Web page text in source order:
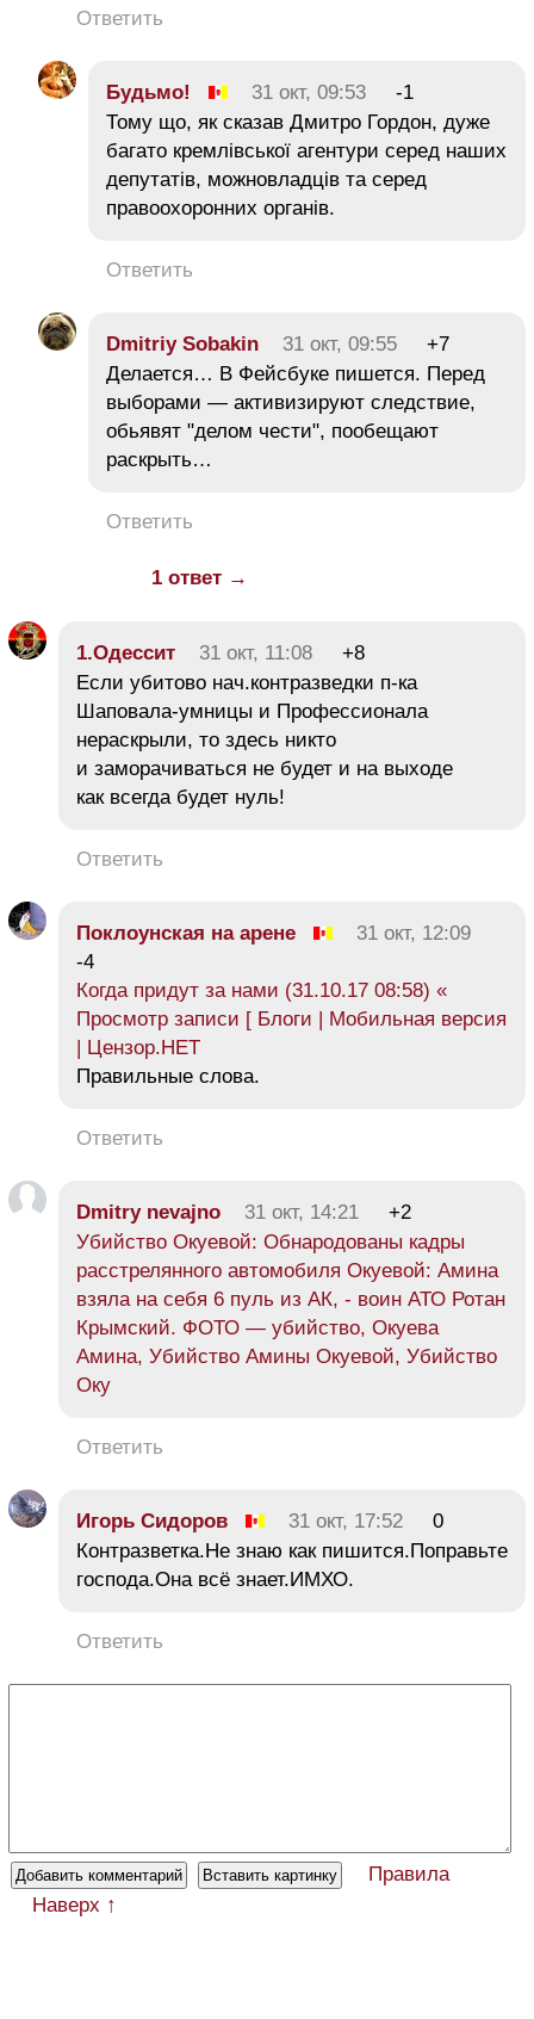
Ответить
Будьмо! 31 окт, 09:53
-1
Тому що, як сказав Дмитро Гордон, дуже
багато кремлівської агентури серед наших
депутатів, можновладців та серед
правоохоронних органів.
Ответить
Dmitriy Sobakin 31 окт, 09:55
+7
Делается… В Фейсбуке пишется. Перед
выборами — активизируют следствие,
обьявят "делом чести", пообещают
раскрыть…
Ответить
1 ответ →
1.Одессит 31 окт, 11:08
+8
Если убитово нач.контразведки п-ка
Шаповала-умницы и Профессионала
нераскрыли, то здесь никто
и заморачиваться не будет и на выходе
как всегда будет нуль!
Ответить
Поклоунская на арене
31 окт, 12:09
-4
Когда придут за нами (31.10.17 08:58) «
Просмотр записи [ Блоги | Мобильная версия
| Цензор.НЕТ
Правильные слова.
Ответить
Dmitry nevajno 31 окт, 14:21
+2
Убийство Окуевой: Обнародованы кадры
расстрелянного автомобиля Окуевой: Амина
взяла на себя 6 пуль из АК, - воин АТО Ротан
Крымский. ФОТО — убийство, Окуева
Амина, Убийство Амины Окуевой, Убийство
Оку
Ответить
Игорь Сидоров 31 окт, 17:52
0
Контразветка.Не знаю как пишится.Поправьте
господа.Она всё знает.ИМХО.
Ответить
Правила
Наверх ↑